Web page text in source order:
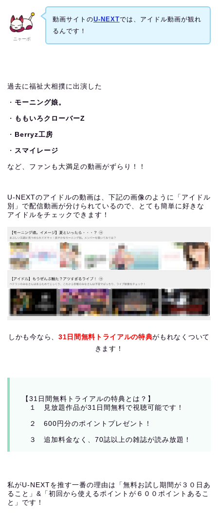
ニャーボ
動画サイトのU-NEXTでは、アイドル動画が観れ
るんです！
過去に福祉大相撲に出演した
・ モーニング娘。
・ ももいろクローバーZ
・ Berryz工房
・ スマイレージ
など、ファンも大満足の動画がずらり！！
U-NEXTのアイドルの動画は、下記の画像のように「アイドル
別」で配信動画が分けられているので、とても簡単に好きな
アイドルをチェックできます！
しかも今なら、 31日間無料トライアルの特典がもれなくついて
きます！
【31日間無料トライアルの特典とは？】
１ 見放題作品が31日間無料で視聴可能です！
２ 600円分のポイントプレゼント！
３ 追加料金なく、70誌以上の雑誌が読み放題！
私がU-NEXTを推す一番の理由は「 無料お試し期間が３０日あ
ること」&「初回から使えるポイントが６００ポイントあるこ
と」です！